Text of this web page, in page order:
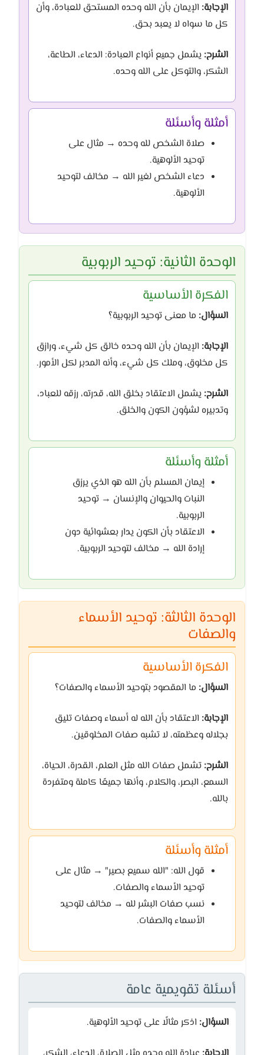
الإجابة: الإيمان بأن الله وحده المستحق للعبادة، وأن
كل ما سواه لا يعبد بحق.
الشرح: يشمل جميع أنواع العبادة: الدعاء، الطاعة،
الشكر، والتوكل على الله وحده.
أمثلة وأسئلة
صلاة الشخص لله وحده → مثال على
توحيد الألوهية.
دعاء الشخص لغير الله → مخالف لتوحيد
الألوهية.
الوحدة الثانية: توحيد الربوبية
الفكرة الأساسية
السؤال: ما معنى توحيد الربوبية؟
الإجابة: الإيمان بأن الله وحده خالق كل شيء، ورازق
كل مخلوق، وملك كل شيء، وأنه المدبر لكل الأمور.
الشرح: يشمل الاعتقاد بخلق الله، قدرته، رزقه للعباد،
وتدبيره لشؤون الكون والخلق.
أمثلة وأسئلة
إيمان المسلم بأن الله هو الذي يرزق
النبات والحيوان والإنسان → توحيد
الربوبية.
الاعتقاد بأن الكون يدار بعشوائية دون
إرادة الله → مخالف لتوحيد الربوبية.
الوحدة الثالثة: توحيد الأسماء
والصفات
الفكرة الأساسية
السؤال: ما المقصود بتوحيد الأسماء والصفات؟
الإجابة: الاعتقاد بأن الله له أسماء وصفات تليق
بجلاله وعظمته، لا تشبه صفات المخلوقين.
الشرح: تشمل صفات الله مثل العلم، القدرة، الحياة،
السمع، البصر، والكلام، وأنها جميعًا كاملة ومتفردة
بالله.
أمثلة وأسئلة
قول الله: "الله سميع بصير" → مثال على
توحيد الأسماء والصفات.
نسب صفات البشر لله → مخالف لتوحيد
الأسماء والصفات.
أسئلة تقويمية عامة
السؤال: اذكر مثالًا على توحيد الألوهية.